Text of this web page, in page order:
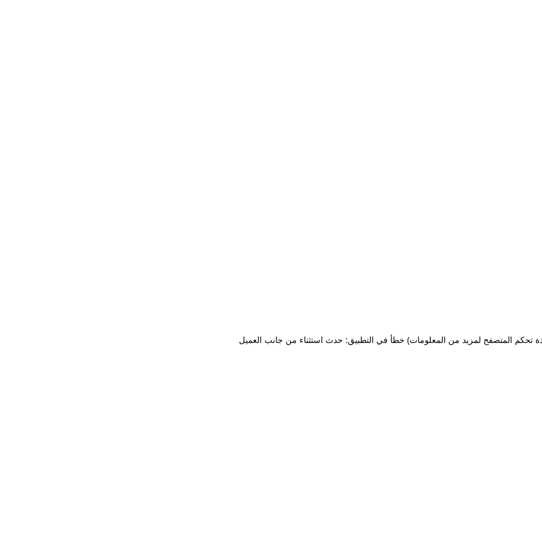
خطأ في التطبيق: حدث استثناء من جانب العميل تحكم المتصفح لمزيد من المعلومات)